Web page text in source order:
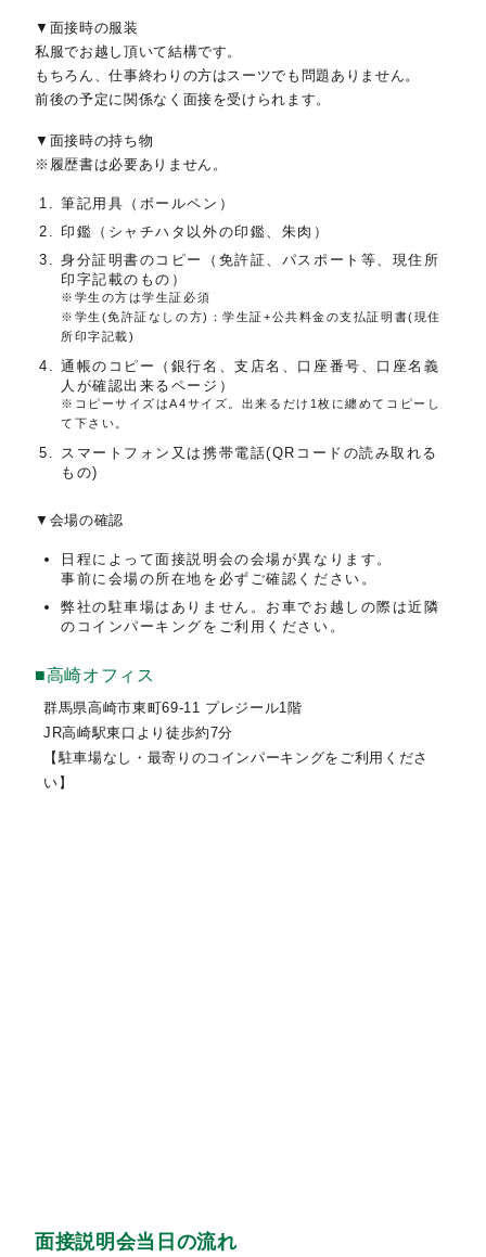
▼面接時の服装
私服でお越し頂いて結構です。
もちろん、仕事終わりの方はスーツでも問題ありません。
前後の予定に関係なく面接を受けられます。
▼面接時の持ち物
※履歴書は必要ありません。
筆記用具（ボールペン）
印鑑（シャチハタ以外の印鑑、朱肉）
身分証明書のコピー（免許証、パスポート等、現住所
印字記載のもの）
※学生の方は学生証必須
※学生(免許証なしの方)：学生証+公共料金の支払証明書(現住
所印字記載)
通帳のコピー（銀行名、支店名、口座番号、口座名義
人が確認出来るページ）
※コピーサイズはA4サイズ。出来るだけ1枚に纏めてコピーし
て下さい。
スマートフォン又は携帯電話(QRコードの読み取れる
もの)
▼会場の確認
日程によって面接説明会の会場が異なります。
事前に会場の所在地を必ずご確認ください。
弊社の駐車場はありません。お車でお越しの際は近隣
のコインパーキングをご利用ください。
■高崎オフィス
群馬県高崎市東町69-11 プレジール1階
JR高崎駅東口より徒歩約7分
【駐車場なし・最寄りのコインパーキングをご利用くださ
い】
面接説明会当日の流れ